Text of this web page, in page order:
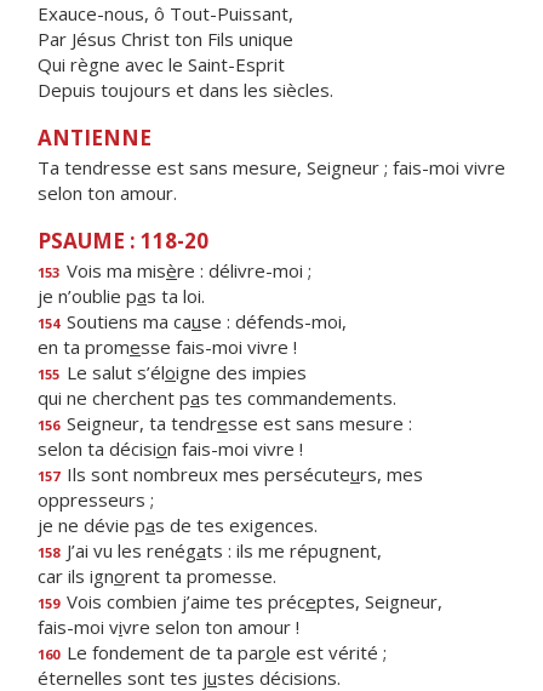
Exauce-nous, ô Tout-Puissant,
Par Jésus Christ ton Fils unique
Qui règne avec le Saint-Esprit
Depuis toujours et dans les siècles.
ANTIENNE
Ta tendresse est sans mesure, Seigneur ; fais-moi vivre
selon ton amour.
PSAUME : 118-20
153 Vois ma misère : délivre-moi ;
je n’oublie pas ta loi.
154 Soutiens ma cause : défends-moi,
en ta promesse fais-moi vivre !
155 Le salut s’éloigne des impies
qui ne cherchent pas tes commandements.
156 Seigneur, ta tendresse est sans mesure :
selon ta décision fais-moi vivre !
157 Ils sont nombreux mes persécuteurs, mes
oppresseurs ;
je ne dévie pas de tes exigences.
158 J’ai vu les renégats : ils me répugnent,
car ils ignorent ta promesse.
159 Vois combien j’aime tes préceptes, Seigneur,
fais-moi vivre selon ton amour !
160 Le fondement de ta parole est vérité ;
éternelles sont tes justes décisions.